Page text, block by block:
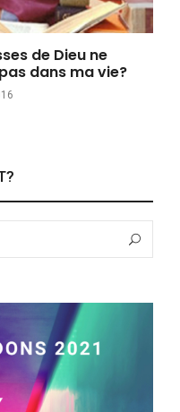
de Dieu ne
dans ma vie?